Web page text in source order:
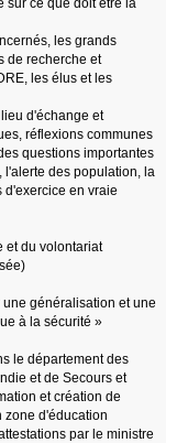
sur ce que doit être la
les grands
de recherche et
les élus et les
d'échange et
réflexions communes
questions importantes
l'alerte des population, la
d'exercice en vraie
et du volontariat
généralisation et une
à la sécurité »
le département des
et de Secours et
et création de
zone d'éducation
par le ministre